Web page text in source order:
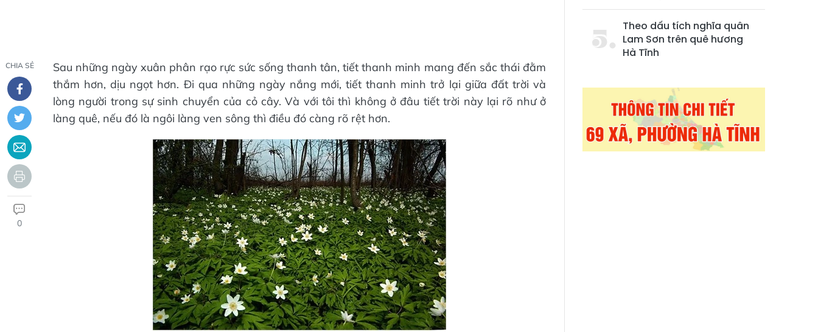
CHIA SẺ
0
Sau những ngày xuân phân rạo rực sức sống thanh tân, tiết thanh minh mang đến sắc thái đằm
thắm hơn, dịu ngọt hơn. Đi qua những ngày nắng mới, tiết thanh minh trở lại giữa đất trời và
lòng người trong sự sinh chuyển của cỏ cây. Và với tôi thì không ở đâu tiết trời này lại rõ như ở
làng quê, nếu đó là ngôi làng ven sông thì điều đó càng rõ rệt hơn.
Theo dấu tích nghĩa quân
Lam Sơn trên quê hương
Hà Tĩnh